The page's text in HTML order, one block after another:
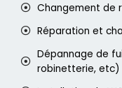
Changement de
Réparation et
Dépannage de
robinetterie, etc)